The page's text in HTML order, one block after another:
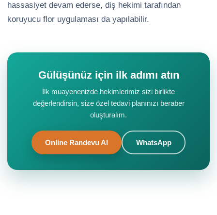
hassasiyet devam ederse, diş hekimi tarafından
koruyucu flor uygulaması da yapılabilir.
Gülüşünüz için ilk adımı atın
İlk muayenenizde hekimlerimiz sizi birlikte
değerlendirsin, size özel tedavi planınızı beraber
oluşturalım.
Online Randevu Al WhatsApp